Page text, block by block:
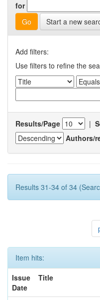
for
Start a new
Add filters:
Use filters to refine the
Results/Page |
Authors/
Results 31-34 of 34
Item hits:
Issue
Date
Title